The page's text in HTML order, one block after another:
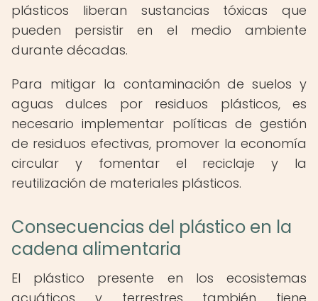
plásticos liberan sustancias tóxicas que
pueden persistir en el medio ambiente
durante décadas.
Para mitigar la contaminación de suelos y
aguas dulces por residuos plásticos, es
necesario implementar políticas de gestión
de residuos efectivas, promover la economía
circular y fomentar el reciclaje y la
reutilización de materiales plásticos.
Consecuencias del plástico en la
cadena alimentaria
El plástico presente en los ecosistemas